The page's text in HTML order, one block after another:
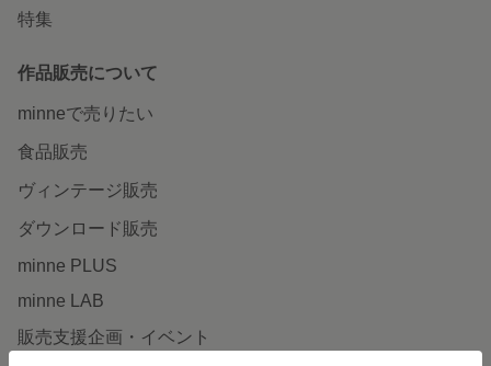
特集
作品販売について
minneで売りたい
食品販売
ヴィンテージ販売
ダウンロード販売
minne PLUS
minne LAB
販売支援企画・イベント